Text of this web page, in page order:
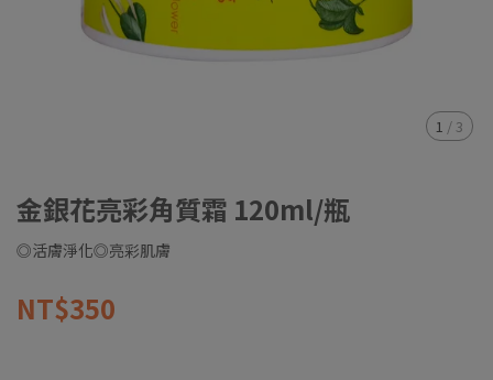
1 / 3
金銀花亮彩角質霜 120ml/瓶
◎活膚淨化◎亮彩肌膚
NT$350